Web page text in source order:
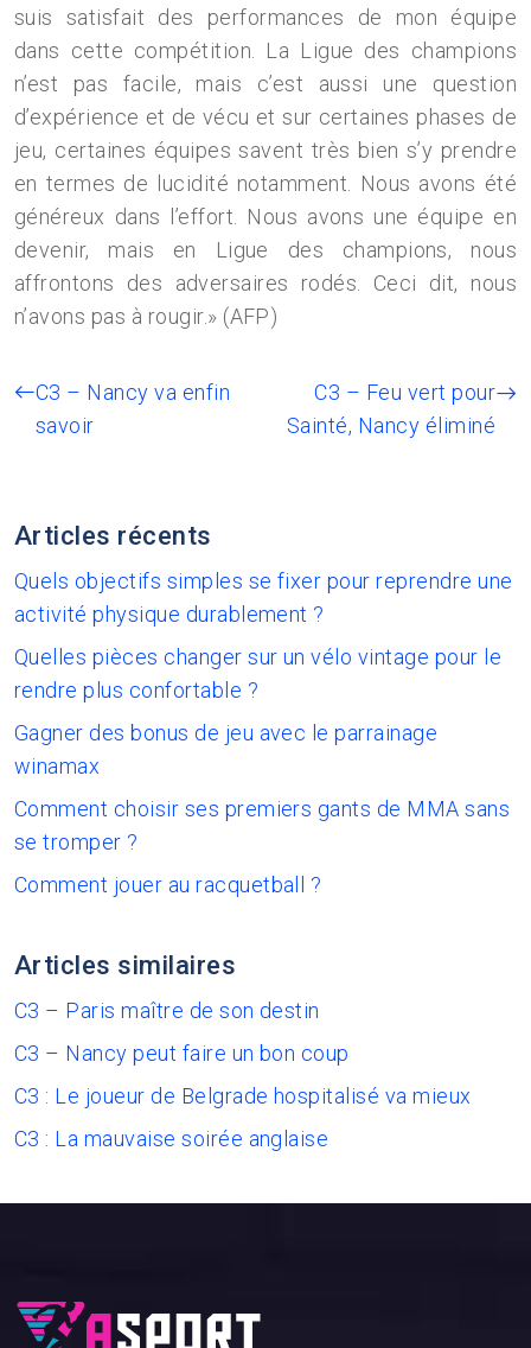
suis satisfait des performances de mon équipe
dans cette compétition. La Ligue des champions
n’est pas facile, mais c’est aussi une question
d’expérience et de vécu et sur certaines phases de
jeu, certaines équipes savent très bien s’y prendre
en termes de lucidité notamment. Nous avons été
généreux dans l’effort. Nous avons une équipe en
devenir, mais en Ligue des champions, nous
affrontons des adversaires rodés. Ceci dit, nous
n’avons pas à rougir.» (AFP)
C3 – Nancy va enfin
savoir
C3 – Feu vert pour
Sainté, Nancy éliminé
Articles récents
Quels objectifs simples se fixer pour reprendre une
activité physique durablement ?
Quelles pièces changer sur un vélo vintage pour le
rendre plus confortable ?
Gagner des bonus de jeu avec le parrainage
winamax
Comment choisir ses premiers gants de MMA sans
se tromper ?
Comment jouer au racquetball ?
Articles similaires
C3 – Paris maître de son destin
C3 – Nancy peut faire un bon coup
C3 : Le joueur de Belgrade hospitalisé va mieux
C3 : La mauvaise soirée anglaise